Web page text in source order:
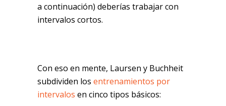
a continuación) deberías trabajar con
intervalos cortos.
Con eso en mente, Laursen y Buchheit
subdividen los entrenamientos por
intervalos en cinco tipos básicos: